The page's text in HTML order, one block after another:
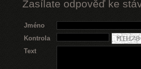
Zasílate odpověď ke
Jméno
Kontrola
Text